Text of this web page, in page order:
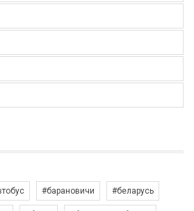
#барановичи #беларусь